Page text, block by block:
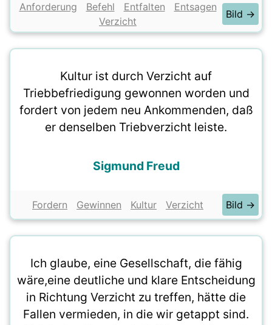
Anforderung Befehl Entfalten
Entsagen
Verzicht
Bild →
Kultur ist durch Verzicht auf
Triebbefriedigung gewonnen worden und
fordert von jedem neu Ankommenden, daß
er denselben Triebverzicht leiste.
Sigmund Freud
Fordern Gewinnen Kultur Verzicht Bild →
Ich glaube, eine Gesellschaft, die fähig
wäre,eine deutliche und klare Entscheidung
in Richtung Verzicht zu treffen, hätte die
Fallen vermieden, in die wir getappt sind.